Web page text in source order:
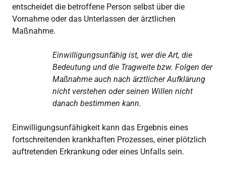
entscheidet die betroffene Person selbst über die
Vornahme oder das Unterlassen der ärztlichen
Maßnahme.
Einwilligungsunfähig ist, wer die Art, die
Bedeutung und die Tragweite bzw. Folgen der
Maßnahme auch nach ärztlicher Aufklärung
nicht verstehen oder seinen Willen nicht
danach bestimmen kann.
Einwilligungsunfähigkeit kann das Ergebnis eines
fortschreitenden krankhaften Prozesses, einer plötzlich
auftretenden Erkrankung oder eines Unfalls sein.